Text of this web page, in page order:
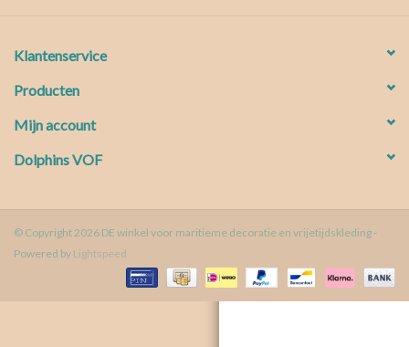
Klantenservice
Producten
Mijn account
Dolphins VOF
© Copyright 2026 DE winkel voor maritieme decoratie en vrijetijdskleding -
Powered by Lightspeed